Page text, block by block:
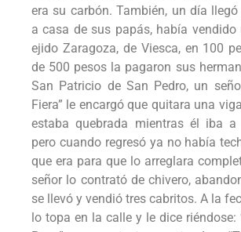
era su carbón. También, un día
a casa de sus papás, había
ejido Zaragoza, de Viesca, en 100
de 500 pesos la pagaron sus
San Patricio de San Pedro, un
Fiera” le encargó que quitara una
estaba quebrada mientras él iba a
pero cuando regresó ya no había
que era para que lo arreglara
señor lo contrató de chivero,
se llevó y vendió tres cabritos. A la
lo topa en la calle y le dice riéndose: